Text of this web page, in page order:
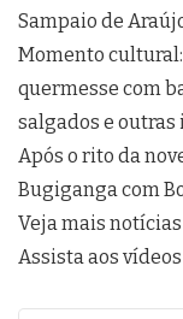
Sampaio de
Momento cultural:
quermesse com
salgados e outras
Após o rito da
Bugiganga com
Veja mais notícias
Assista aos